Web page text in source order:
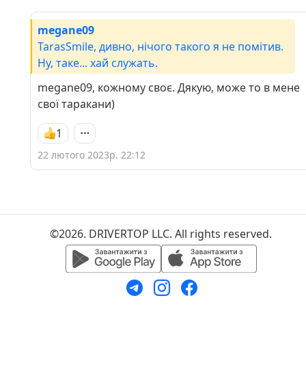
megane09
TarasSmile, дивно, нічого такого я не помітив.
Ну, таке... хай служать.
megane09, кожному своє. Дякую, може то в мене
свої таракани)
1
22 лютого 2023р. 22:12
©2026. DRIVERTOP LLC. All rights reserved.